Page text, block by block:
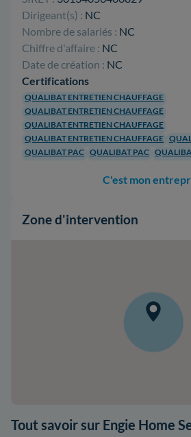
Dirigeant(s) : NC
Nombre de salariés : NC
Chiffre d'affaire : NC
Date de création : NC
Certifications
QUALIBAT ENTRETIEN CHAUFFAGE
QUALIBAT ENTRETIEN CHAUFFAGE
QUALIBAT ENTRETIEN CHAUFFAGE
QUALIBAT ENTRETIEN CHAUFFAGE
QUALIBAT PAC QUALIBAT PAC
C'est mon
Zone d'intervention
Tout savoir sur Engie Home